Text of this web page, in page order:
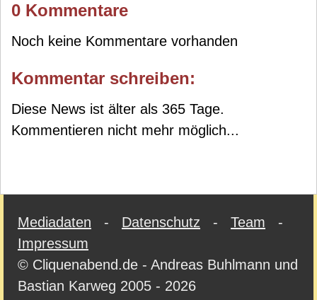
0 Kommentare
Noch keine Kommentare vorhanden
Kommentar schreiben:
Diese News ist älter als 365 Tage.
Kommentieren nicht mehr möglich...
Mediadaten - Datenschutz - Team -
Impressum
© Cliquenabend.de - Andreas Buhlmann und
Bastian Karweg 2005 - 2026